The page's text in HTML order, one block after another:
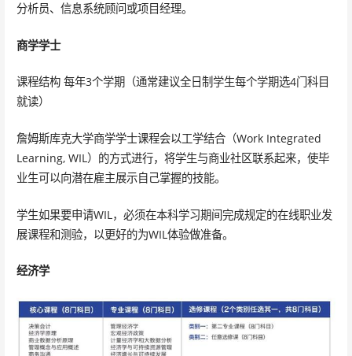
分析员、信息系统顾问或项目经理。
商学学士
课程结构 每年3个学期（通常建议全日制学生每个学期选4门科目
就读）
詹姆斯库克大学商学学士课程会以工学结合（Work Integrated
Learning, WIL）的方式进行，将学生与商业社区联系起来，使毕
业生可以向潜在雇主展示自己掌握的技能。
学生如果要申请WIL，必须在本科学习期间完成规定的在线职业发
展课程和测验，以更好的为WIL体验做准备。
经济学